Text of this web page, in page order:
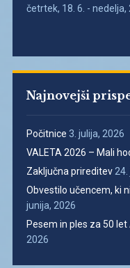
četrtek, 18. 6. - nedelja,
Najnovejši
Počitnice 3. julija, 2026
VALETA 2026 – Mali
Zaključna prireditev
Obvestilo učencem, ki
junija, 2026
Pesem in ples za 50
2026